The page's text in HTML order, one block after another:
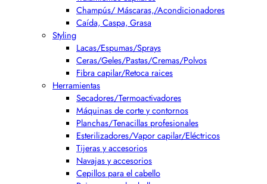
Champús/ Máscaras,/Acondicionadores
Caída, Caspa, Grasa
Styling
Lacas/Espumas/Sprays
Ceras/Geles/Pastas/Cremas/Polvos
Fibra capilar/Retoca raices
Herramientas
Secadores/Termoactivadores
Máquinas de corte y contornos
Planchas/Tenacillas profesionales
Esterilizadores/Vapor capilar/Eléctricos
Tijeras y accesorios
Navajas y accesorios
Cepillos para el cabello